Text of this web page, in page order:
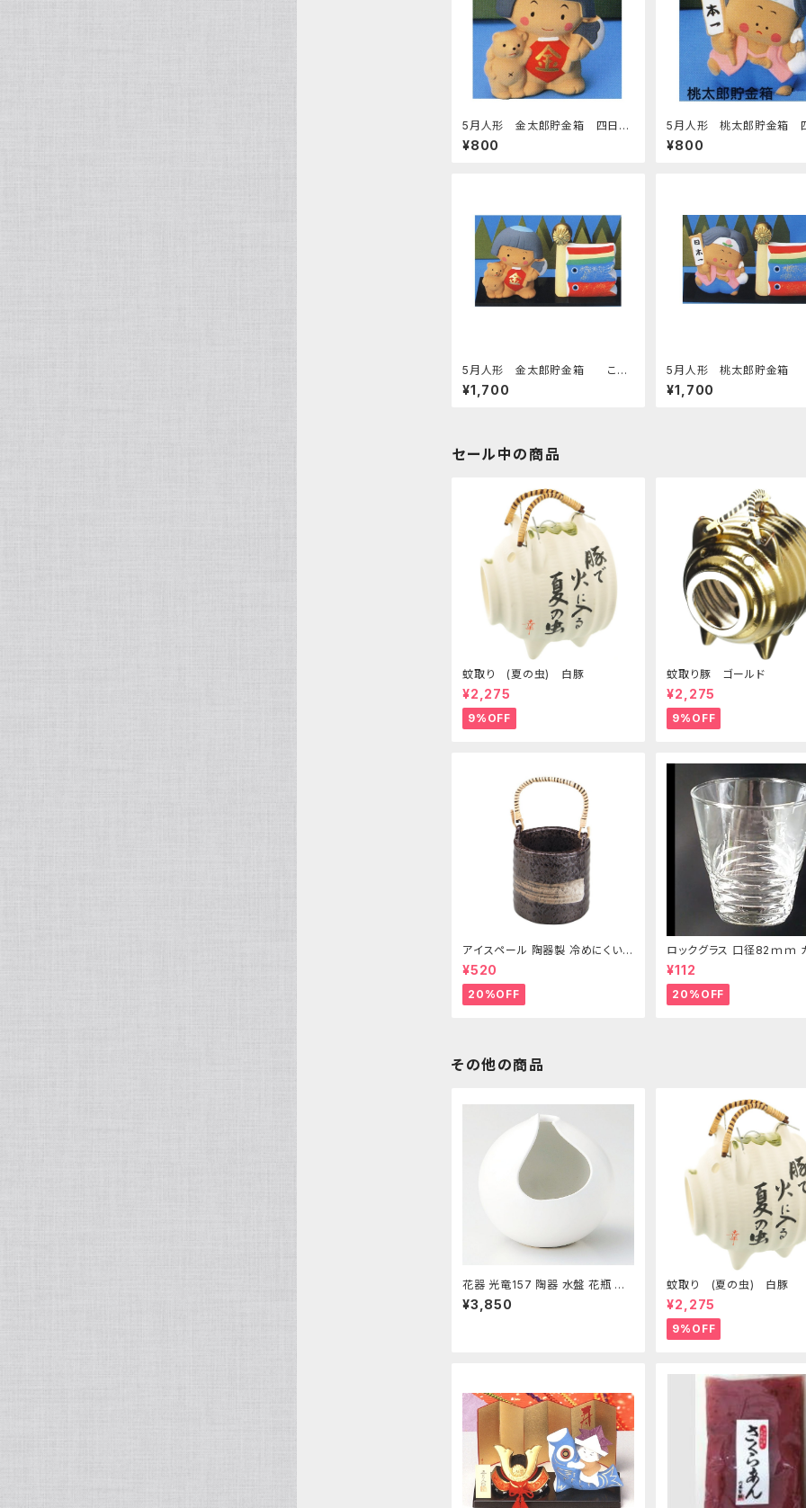
5月人形 金太郎貯金箱 四日市
萬古焼
¥800
5月人形 桃太郎貯金箱
萬古焼
¥800
5月人形 金太郎貯金箱 こい
のぼり付 四日市萬古焼
¥1,700
5月人形 桃太郎貯金箱
のぼり付 四日市萬古焼
¥1,700
セール中の商品
蚊取り (夏の虫) 白豚
¥2,275
9%OFF
蚊取り豚 ゴールド
¥2,275
9%OFF
アイスペール 陶器製 冷めにくい二
重構造 860ml
¥520
20%OFF
ロックグラス 口径82ｍｍ
製 250cc
¥112
20%OFF
その他の商品
花器 光竜157 陶器 水盤 花瓶 コ
ンポーネント フラワーベース
¥3,850
蚊取り (夏の虫) 白豚
¥2,275
9%OFF